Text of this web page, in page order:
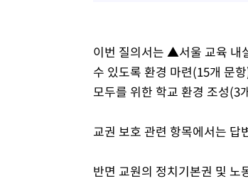
이번 질의서는 ▲서울 교육 내
수 있도록 환경 마련(15개 문
모두를 위한 학교 환경 조성
교권 보호 관련 항목에서는 답
반면 교원의 정치기본권 및 노